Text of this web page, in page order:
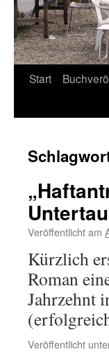
Start
Veröffentlicht am
Kürzlich
Roman
Jahrzehnt
Veröffentlicht